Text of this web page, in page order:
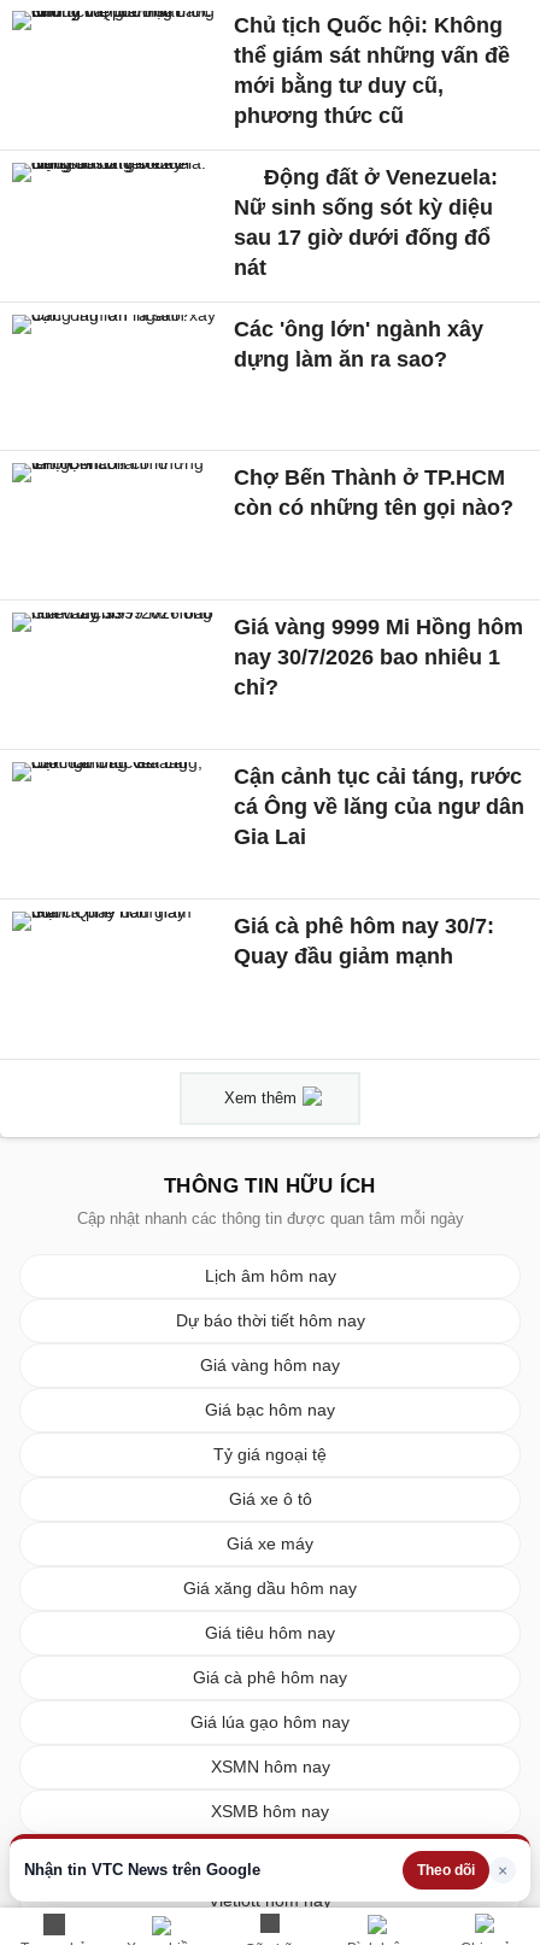
Nhận tin VTC News trên Google Theo dõi ×
Chủ tịch Quốc hội: Không
thể giám sát những vấn đề
mới bằng tư duy cũ,
phương thức cũ
Động đất ở Venezuela:
Nữ sinh sống sót kỳ diệu
sau 17 giờ dưới đống đổ
nát
Các 'ông lớn' ngành xây
dựng làm ăn ra sao?
Chợ Bến Thành ở TP.HCM
còn có những tên gọi nào?
Giá vàng 9999 Mi Hồng hôm
nay 30/7/2026 bao nhiêu 1
chỉ?
Cận cảnh tục cải táng, rước
cá Ông về lăng của ngư dân
Gia Lai
Giá cà phê hôm nay 30/7:
Quay đầu giảm mạnh
Xem thêm
THÔNG TIN HỮU ÍCH
Cập nhật nhanh các thông tin được quan tâm mỗi ngày
Lịch âm hôm nay
Dự báo thời tiết hôm nay
Giá vàng hôm nay
Giá bạc hôm nay
Tỷ giá ngoại tệ
Giá xe ô tô
Giá xe máy
Giá xăng dầu hôm nay
Giá tiêu hôm nay
Giá cà phê hôm nay
Giá lúa gạo hôm nay
XSMN hôm nay
XSMB hôm nay
Vietlott hôm nay